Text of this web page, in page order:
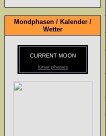
Mondphasen / Kalender /
Wetter
CURRENT MOON
lunar phases